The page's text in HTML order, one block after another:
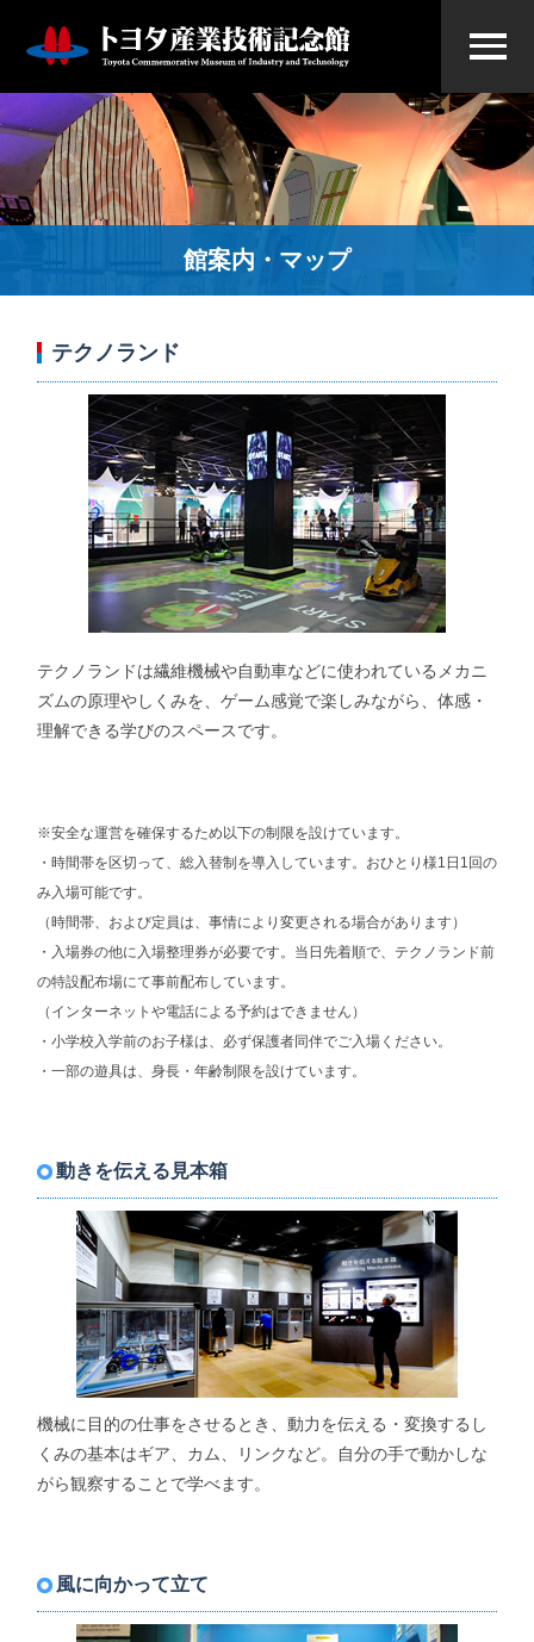
館案内・マップ
テクノランド
テクノランドは繊維機械や自動車などに使われているメカニ
ズムの原理やしくみを、ゲーム感覚で楽しみながら、体感・
理解できる学びのスペースです。
※安全な運営を確保するため以下の制限を設けています。
・時間帯を区切って、総入替制を導入しています。おひとり様1日1回の
み入場可能です。
（時間帯、および定員は、事情により変更される場合があります）
・入場券の他に入場整理券が必要です。当日先着順で、テクノランド前
の特設配布場にて事前配布しています。
（インターネットや電話による予約はできません）
・小学校入学前のお子様は、必ず保護者同伴でご入場ください。
・一部の遊具は、身長・年齢制限を設けています。
動きを伝える見本箱
機械に目的の仕事をさせるとき、動力を伝える・変換するし
くみの基本はギア、カム、リンクなど。自分の手で動かしな
がら観察することで学べます。
風に向かって立て